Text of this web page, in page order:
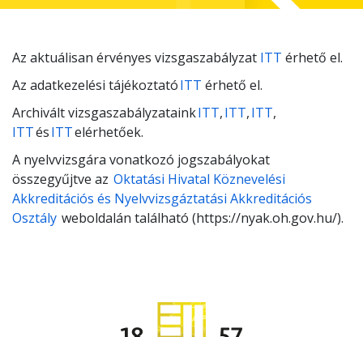
Az aktuálisan érvényes vizsgaszabályzat ITT érhető el.
Az adatkezelési tájékoztatóITT érhető el.
Archivált vizsgaszabályzatainkITT,ITT,ITT,
ITTésITTelérhetőek.
A nyelvvizsgára vonatkozó jogszabályokat
összegyűjtve az Oktatási Hivatal Köznevelési
Akkreditációs és Nyelvvizsgáztatási Akkreditációs
Osztály weboldalán található (https://nyak.oh.gov.hu/).